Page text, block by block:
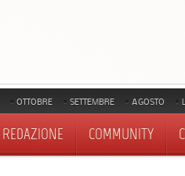
OTTOBRE SETTEMBRE AGOSTO
REDAZIONE COMMUNITY